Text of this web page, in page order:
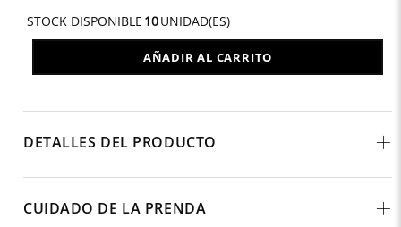
STOCK DISPONIBLE 10UNIDAD(ES)
AÑADIR AL CARRITO
DETALLES DEL PRODUCTO
CUIDADO DE LA PRENDA